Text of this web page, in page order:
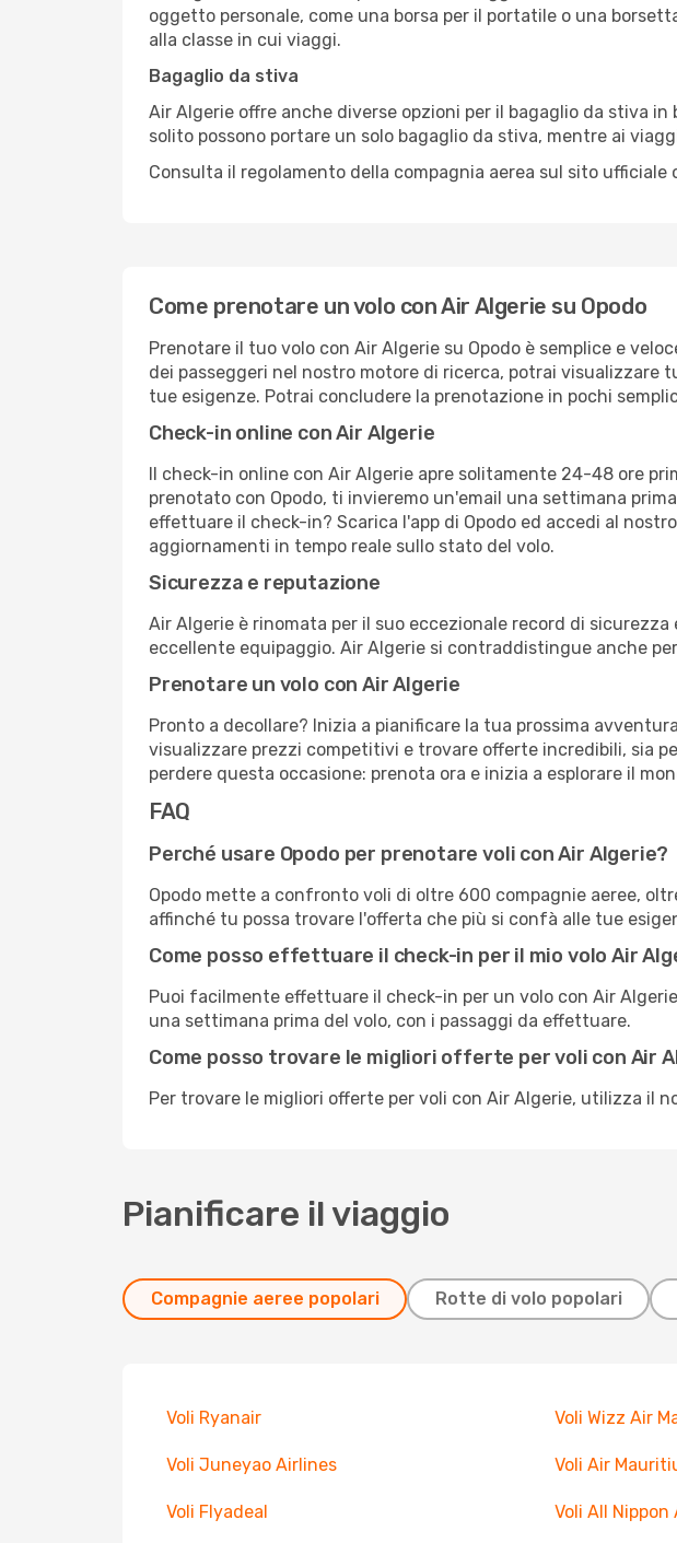
oggetto personale, come una borsa per il portatile o una
alla classe in cui viaggi.
Bagaglio da stiva
Air Algerie offre anche diverse opzioni per il bagaglio da stiva
solito possono portare un solo bagaglio da stiva, mentre ai
Consulta il regolamento della compagnia aerea sul sito ufficiale
Come prenotare un volo con Air Algerie su Opodo
Prenotare il tuo volo con Air Algerie su Opodo è semplice e
dei passeggeri nel nostro motore di ricerca, potrai visualizzare
tue esigenze. Potrai concludere la prenotazione in pochi
Check-in online con Air Algerie
Il check-in online con Air Algerie apre solitamente 24-48 ore
prenotato con Opodo, ti invieremo un'email una settimana
effettuare il check-in? Scarica l'app di Opodo ed accedi al
aggiornamenti in tempo reale sullo stato del volo.
Sicurezza e reputazione
Air Algerie è rinomata per il suo eccezionale record di
eccellente equipaggio. Air Algerie si contraddistingue anche
Prenotare un volo con Air Algerie
Pronto a decollare? Inizia a pianificare la tua prossima
visualizzare prezzi competitivi e trovare offerte incredibili, sia
perdere questa occasione: prenota ora e inizia a esplorare il
FAQ
Perché usare Opodo per prenotare voli con Air Algerie?
Opodo mette a confronto voli di oltre 600 compagnie aeree,
affinché tu possa trovare l'offerta che più si confà alle tue
Come posso effettuare il check-in per il mio volo Air
Puoi facilmente effettuare il check-in per un volo con Air
una settimana prima del volo, con i passaggi da effettuare.
Come posso trovare le migliori offerte per voli con Air
Per trovare le migliori offerte per voli con Air Algerie, utilizza il
Pianificare il viaggio
Compagnie aeree popolari Rotte di volo popolari
Voli Ryanair Voli Wizz Air
Voli Juneyao Airlines Voli Air
Voli Flyadeal Voli All Nippon